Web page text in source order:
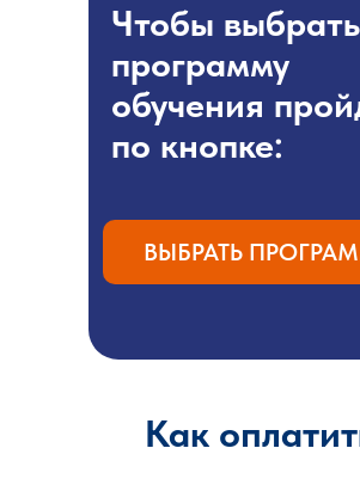
Чтобы выбрать
программу
обучения
по кнопке:
Как
ВЫБРАТЬ